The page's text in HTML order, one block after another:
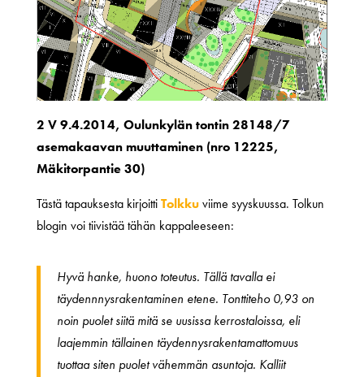
2 V 9.4.2014, Oulunkylän tontin 28148/7
asemakaavan muuttaminen (nro 12225,
Mäkitorpantie 30)
Tästä tapauksesta kirjoittiTolkkuviime syyskuussa. Tolkun
blogin voi tiivistää tähän kappaleeseen:
Hyvä hanke, huono toteutus. Tällä tavalla ei
täydennnysrakentaminen etene. Tonttiteho 0,93 on
noin puolet siitä mitä se uusissa kerrostaloissa, eli
laajemmin tällainen täydennysrakentamattomuus
tuottaa siten puolet vähemmän asuntoja. Kalliit